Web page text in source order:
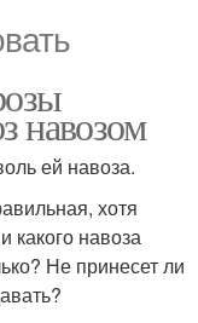
навозом
ей навоза.
хотя
какого навоза
Не принесет ли